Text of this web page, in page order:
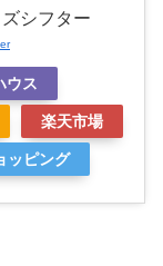
シフター
ウス
楽天市場
ッピング